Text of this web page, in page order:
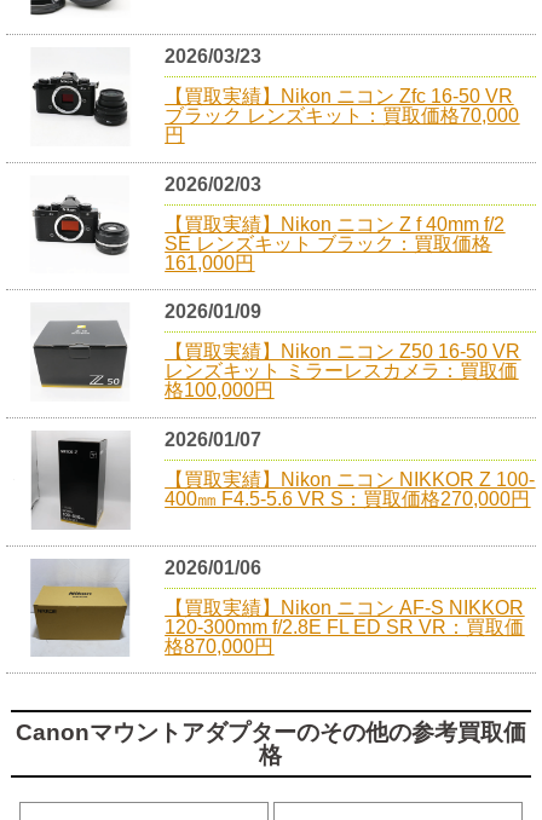
2026/03/23
【買取実績】Nikon ニコン Zfc 16-50 VR
ブラック レンズキット：買取価格70,000
円
2026/02/03
【買取実績】Nikon ニコン Z f 40mm f/2
SE レンズキット ブラック：買取価格
161,000円
2026/01/09
【買取実績】Nikon ニコン Z50 16-50 VR
レンズキット ミラーレスカメラ：買取価
格100,000円
2026/01/07
【買取実績】Nikon ニコン NIKKOR Z 100-
400㎜ F4.5-5.6 VR S：買取価格270,000円
2026/01/06
【買取実績】Nikon ニコン AF-S NIKKOR
120-300mm f/2.8E FL ED SR VR：買取価
格870,000円
Canonマウントアダプターのその他の参考買取価
格